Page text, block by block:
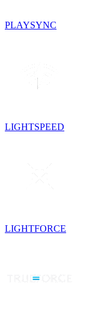
PLAYSYNC
LIGHTSPEED
LIGHTFORCE